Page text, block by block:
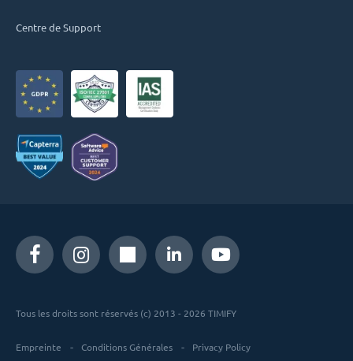
Centre de Support
Tous les droits sont réservés (c) 2013 - 2026 TIMIFY
Empreinte Conditions Générales Privacy Policy